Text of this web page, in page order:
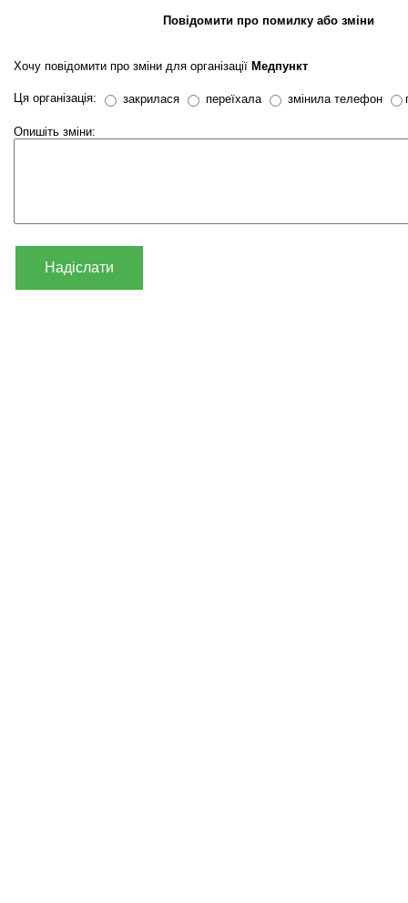
Повідомити про помилку або зміни
Хочу повідомити про зміни для організації Медпункт
Ця організація: закрилася переїхала змінила телефон
Опишіть зміни:
Надіслати